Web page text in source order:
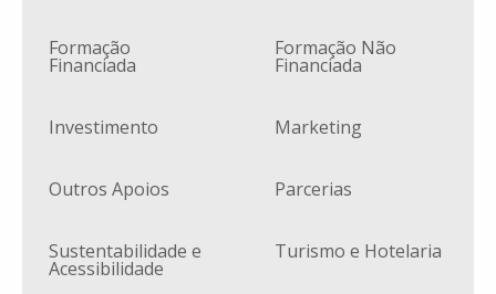
Formação
Financiada
Formação Não
Financiada
Investimento Marketing
Outros Apoios Parcerias
Sustentabilidade e
Acessibilidade
Turismo e Hotelaria